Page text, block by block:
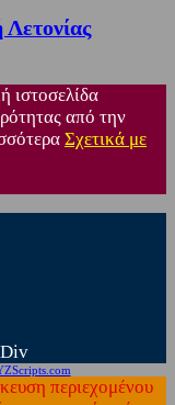
ιστοσελίδα
από την
Σχετικά με
περιεχομένου